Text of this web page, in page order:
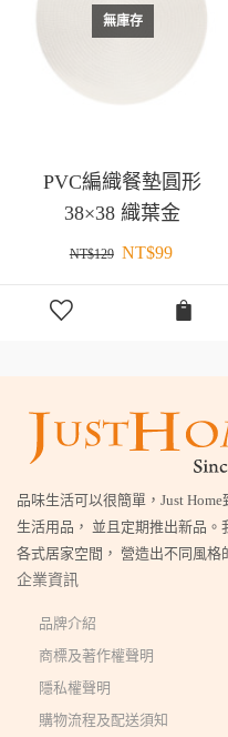
無庫存
PVC編織餐墊圓形
38×38 織葉金
NT$129 NT$99
品味生活可以很簡單，Just
生活用品， 並且定期推出新品
各式居家空間， 營造出不同風格
企業資訊
品牌介紹
商標及著作權聲明
隱私權聲明
購物流程及配送須知